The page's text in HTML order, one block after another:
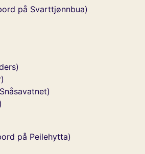
på Svarttjønnbua)
på Peilehytta)